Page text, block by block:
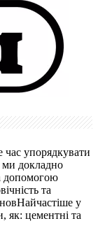
упорядкувати
ми докладно
допомогою
та
у
як: цементні та